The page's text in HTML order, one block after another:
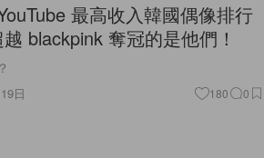
最高收入韓國偶像排行
blackpink 奪冠的是他們！
日 180 0